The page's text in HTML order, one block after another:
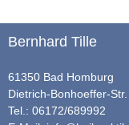
Bernhard Tille
61350 Bad Homburg
Dietrich-Bonhoeffer-
Tel.: 06172/689992